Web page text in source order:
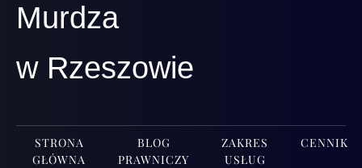
Murdza
w Rzeszowie
STRONA
GŁÓWNA
BLOG
PRAWNICZY
ZAKRES
USŁUG
CENNIK